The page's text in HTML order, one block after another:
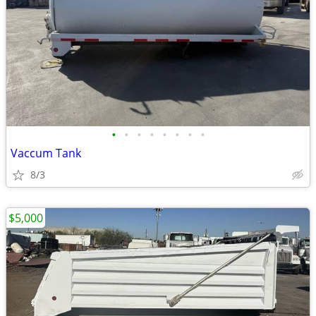
• • • • • • • •
Vaccum Tank
8/3
$5,000